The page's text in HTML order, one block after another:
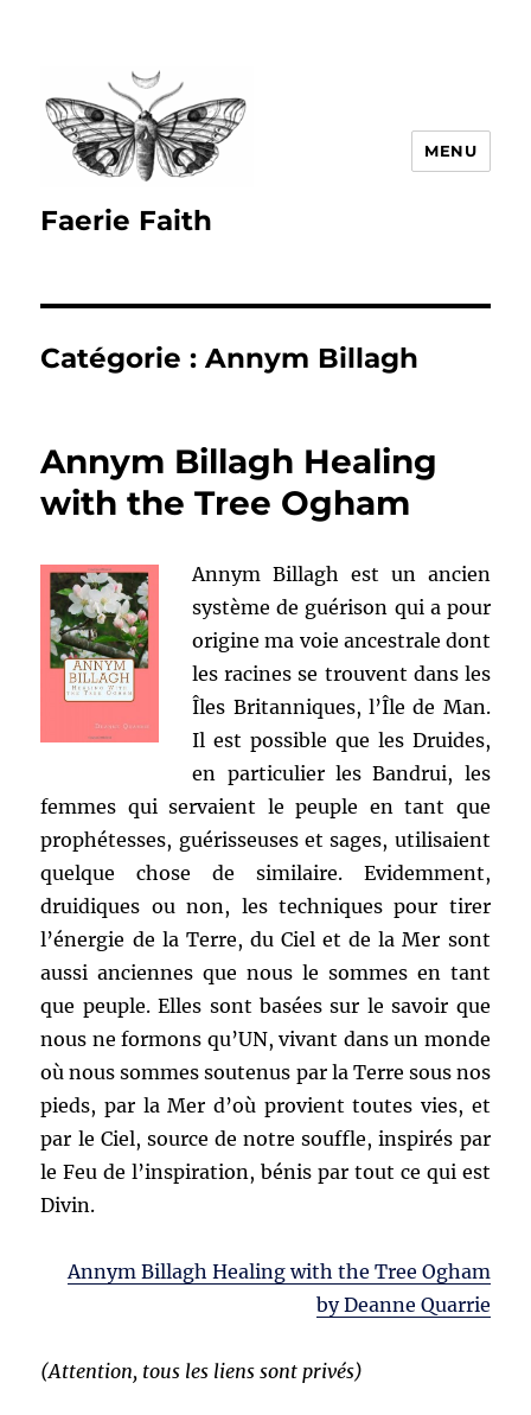
Faerie Faith
MENU
Catégorie :Annym Billagh
Annym Billagh Healing
with the Tree Ogham
Annym Billagh est un ancien
système de guérison qui a pour
origine ma voie ancestrale dont
les racines se trouvent dans les
Îles Britanniques, l’Île de Man.
Il est possible que les Druides,
en particulier les Bandrui, les
femmes qui servaient le peuple en tant que
prophétesses, guérisseuses et sages, utilisaient
quelque chose de similaire. Evidemment,
druidiques ou non, les techniques pour tirer
l’énergie de la Terre, du Ciel et de la Mer sont
aussi anciennes que nous le sommes en tant
que peuple. Elles sont basées sur le savoir que
nous ne formons qu’UN, vivant dans un monde
où nous sommes soutenus par la Terre sous nos
pieds, par la Mer d’où provient toutes vies, et
par le Ciel, source de notre souffle, inspirés par
le Feu de l’inspiration, bénis par tout ce qui est
Divin.
Annym Billagh Healing with the Tree Ogham
by Deanne Quarrie
(Attention, tous les liens sont privés)